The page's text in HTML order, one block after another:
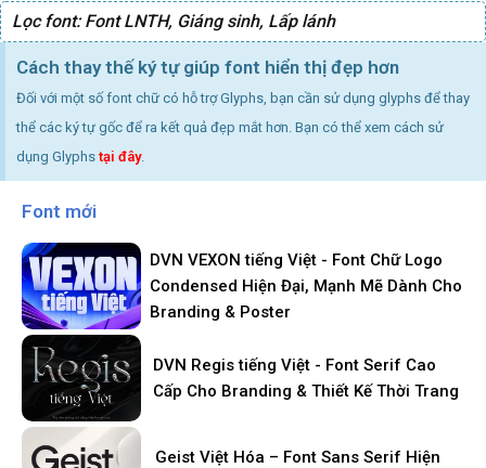
Lọc font: Font LNTH, Giáng sinh, Lấp lánh
Cách thay thế ký tự giúp font hiển thị đẹp hơn
Đối với một số font chữ có hỗ trợ Glyphs, bạn cần sử dụng glyphs để thay
thể các ký tự gốc để ra kết quả đẹp mắt hơn. Bạn có thể xem cách sử
dụng Glyphs tại đây.
Font mới
DVN VEXON tiếng Việt - Font Chữ Logo
Condensed Hiện Đại, Mạnh Mẽ Dành Cho
Branding & Poster
DVN Regis tiếng Việt - Font Serif Cao
Cấp Cho Branding & Thiết Kế Thời Trang
Geist Việt Hóa – Font Sans Serif Hiện